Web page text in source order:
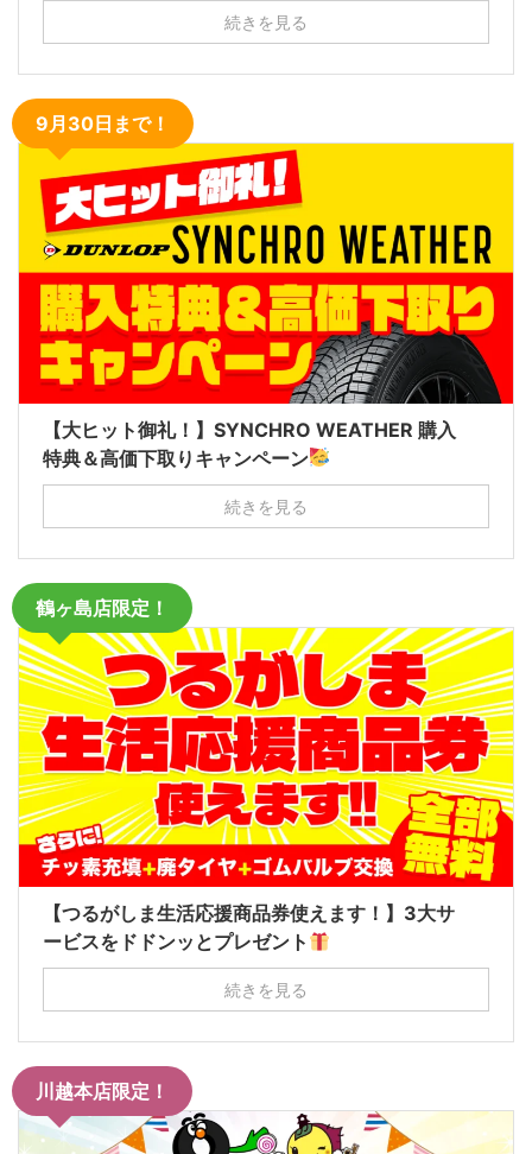
続きを見る
9月30日まで！
【大ヒット御礼！】SYNCHRO WEATHER 購入
特典＆高価下取りキャンペーン
続きを見る
鶴ヶ島店限定！
【つるがしま生活応援商品券使えます！】3大サ
ービスをドドンッとプレゼント
続きを見る
川越本店限定！